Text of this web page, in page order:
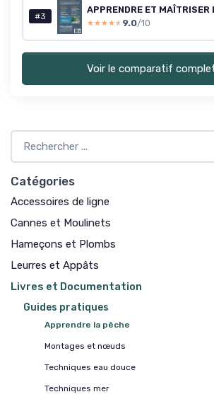
#3
★★★★★
★★★★★ 9.0/10
Voir le comparatif
Catégories
Accessoires de ligne
Cannes et Moulinets
Hameçons et Plombs
Leurres et Appâts
Livres et Documentation
Guides pratiques
Apprendre la pêche
Montages et nœuds
Techniques eau douce
Techniques mer